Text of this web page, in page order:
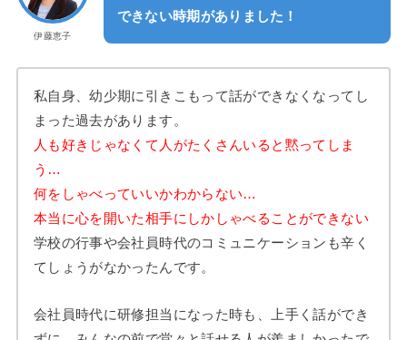
伊藤恵子
できない時期がありました！
私自身、幼少期に引きこもって話ができなくなってし
まった過去があります。
人も好きじゃなくて人がたくさんいると黙ってしま
う…
何をしゃべっていいかわからない…
本当に心を開いた相手にしかしゃべることができない
学校の行事や会社員時代のコミュニケーションも辛く
てしょうがなかったんです。
会社員時代に研修担当になった時も、上手く話ができ